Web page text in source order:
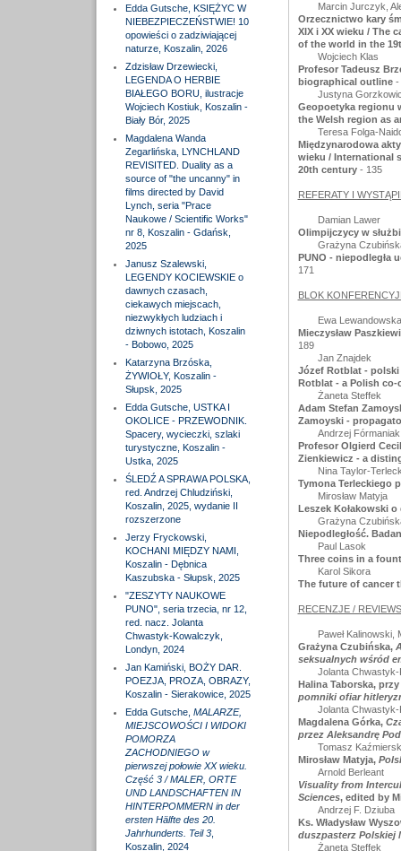
Edda Gutsche, KSIĘŻYC W
NIEBEZPIECZEŃSTWIE! 10
opowieści o zadziwiającej
naturze, Koszalin, 2026
Zdzisław Drzewiecki,
LEGENDA O HERBIE
BIAŁEGO BORU, ilustracje
Wojciech Kostiuk, Koszalin -
Biały Bór, 2025
Magdalena Wanda
Zegarlińska, LYNCHLAND
REVISITED. Duality as a
source of "the uncanny" in
films directed by David
Lynch, seria "Prace
Naukowe / Scientific Works"
nr 8, Koszalin - Gdańsk,
2025
Janusz Szalewski,
LEGENDY KOCIEWSKIE o
dawnych czasach,
ciekawych miejscach,
niezwykłych ludziach i
dziwnych istotach, Koszalin
- Bobowo, 2025
Katarzyna Brzóska,
ŻYWIOŁY, Koszalin -
Słupsk, 2025
Edda Gutsche, USTKA I
OKOLICE - PRZEWODNIK.
Spacery, wycieczki, szlaki
turystyczne, Koszalin -
Ustka, 2025
ŚLEDŹ A SPRAWA POLSKA,
red. Andrzej Chludziński,
Koszalin, 2025, wydanie II
rozszerzone
Jerzy Fryckowski,
KOCHANI MIĘDZY NAMI,
Koszalin - Dębnica
Kaszubska - Słupsk, 2025
"ZESZYTY NAUKOWE
PUNO", seria trzecia, nr 12,
red. nacz. Jolanta
Chwastyk-Kowalczyk,
Londyn, 2024
Jan Kamiński, BOŻY DAR.
POEZJA, PROZA, OBRAZY,
Koszalin - Sierakowice, 2025
Edda Gutsche, MALARZE,
MIEJSCOWOŚCI I WIDOKI
POMORZA
ZACHODNIEGO w
pierwszej połowie XX wieku.
Część 3 / MALER, ORTE
UND LANDSCHAFTEN IN
HINTERPOMMERN in der
ersten Hälfte des 20.
Jahrhunderts. Teil 3,
Koszalin, 2024
Marcin Jurczyk,
Orzecznictwo kary
XIX i XX wieku / The
of the world in the
Wojciech Klas
Profesor Tadeusz
biographical outline-
Justyna
Geopoetyka regionu
the Welsh region as
Teresa Folga-
Międzynarodowa
wieku / International
20th century- 135
REFERATY I
Damian Lawer
Olimpijczycy w
Grażyna
PUNO - niepodległa
171
BLOK
Ewa
Mieczysław
189
Jan Znajdek
Józef Rotblat -
Rotblat - a Polish co-
Żaneta Steffek
Adam Stefan
Zamoyski -
Andrzej Fórmaniak
Profesor Olgierd
Zienkiewicz - a
Nina Taylor-
Tymona Terleckiego
Mirosław Matyja
Leszek Kołakowski
Grażyna
Niepodległość.
Paul Lasok
Three coins in a
Karol Sikora
The future of cancer
RECENZJE / REVIEWS
Paweł Kalinowski,
Grażyna Czubińska,
seksualnych wśród
Jolanta
Halina Taborska,
pomniki ofiar
Jolanta
Magdalena Górka,
przez Aleksandrę
Tomasz
Mirosław Matyja,
Arnold Berleant
Visuality from
Sciences, edited by
Andrzej F. Dziuba
Ks. Władysław
duszpasterz Polskiej
Żaneta Steffek